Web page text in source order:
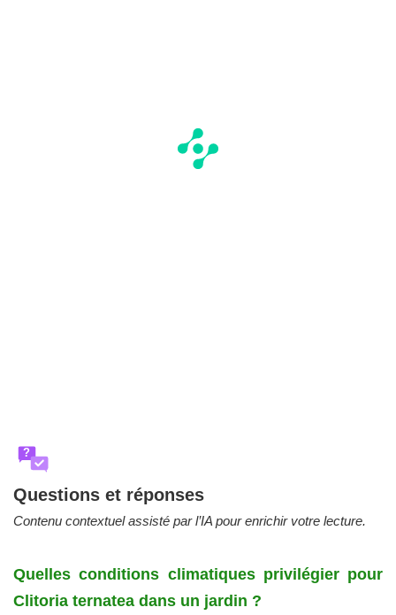
?
Questions et réponses
Contenu contextuel assisté par l’IA pour enrichir votre lecture.
Quelles conditions climatiques privilégier pour
Clitoria ternatea dans un jardin ?